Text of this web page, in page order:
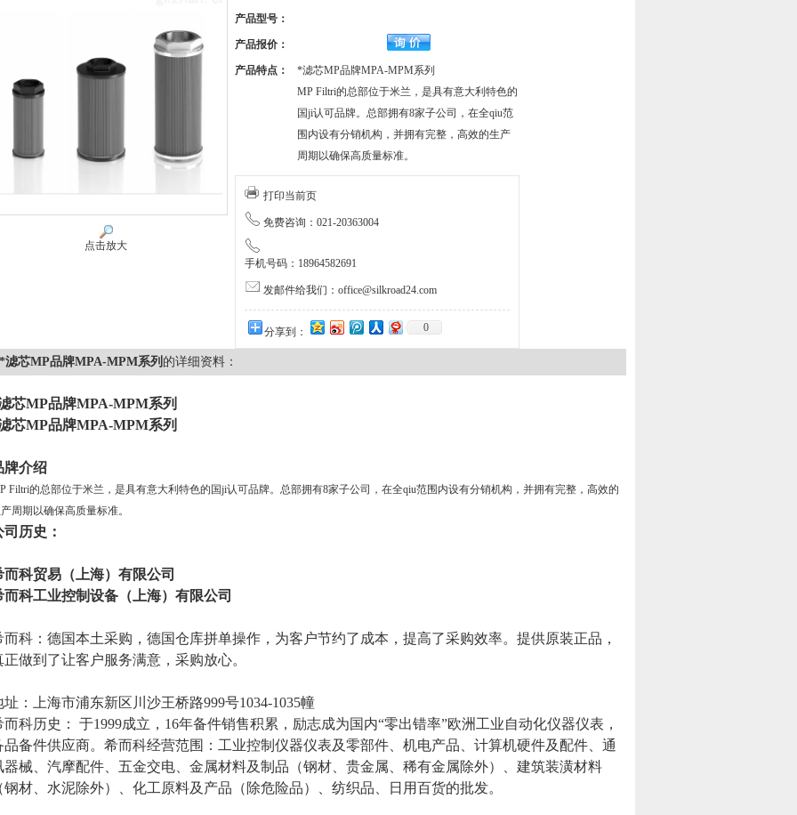
点击放大
产品型号：
产品报价：
产品特点：
*滤芯MP品牌MPA-MPM系列
MP Filtri的总部位于米兰，是具有意大利特色的
国ji认可品牌。总部拥有8家子公司，在全qiu范
围内设有分销机构，并拥有完整，高效的生产
周期以确保高质量标准。
打印当前页
免费咨询：021-20363004
手机号码：18964582691
发邮件给我们：office@silkroad24.com
分享到： 0
*滤芯MP品牌MPA-MPM系列 的详细资料：
芯MP品牌MPA-MPM系列
芯MP品牌MPA-MPM系列
牌介绍
Filtri的总部位于米兰，是具有意大利特色的国ji认可品牌。总部拥有8家子公司，在全qiu范围内设有分销机构，并拥有完整，高效的
周期以确保高质量标准。
司历史：
而科贸易（上海）有限公司
而科工业控制设备（上海）有限公司
而科：德国本土采购，德国仓库拼单操作，为客户节约了成本，提高了采购效率。提供原装正品，
正做到了让客户服务满意，采购放心。
址：上海市浦东新区川沙王桥路999号1034-1035幢
而科历史： 于1999成立， 16年备件销售积累，励志成为国内“零出错率”欧洲工业自动化仪器仪表，
品备件供应商。希而科经营范围：工业控制仪器仪表及零部件、机电产品、计算机硬件及配件、通
器械、汽摩配件、五金交电、金属材料及制品（钢材、贵金属、稀有金属除外）、建筑装潢材料
钢材、水泥除外）、化工原料及产品（除危险品）、纺织品、日用百货的批发。